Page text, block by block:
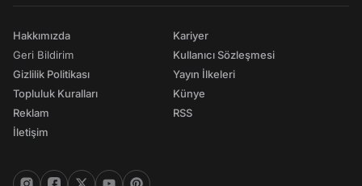
Hakkımızda
Geri Bildirim
Gizlilik Politikası
Topluluk Kuralları
Reklam
İletişim
Kariyer
Kullanıcı Sözleşmesi
Yayın İlkeleri
Künye
RSS